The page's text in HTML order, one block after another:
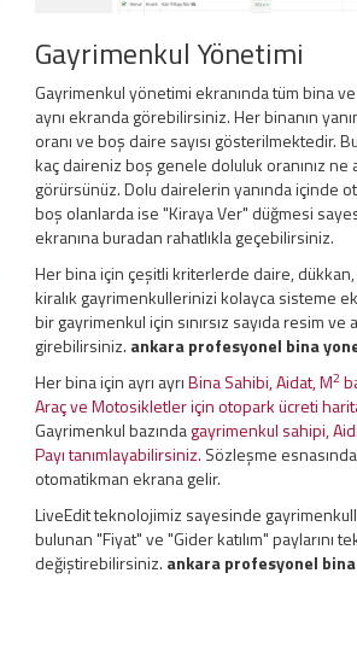
Gayrimenkul Yönetimi
Gayrimenkul yönetimi ekranında tüm bina
aynı ekranda görebilirsiniz. Her binanın
oranı ve boş daire sayısı gösterilmektedir.
kaç daireniz boş genele doluluk oranınız ne
görürsünüz. Dolu dairelerin yanında içinde
boş olanlarda ise "Kiraya Ver" düğmesi
ekranına buradan rahatlıkla geçebilirsiniz.
Her bina için çeşitli kriterlerde daire,
kiralık gayrimenkullerinizi kolayca sisteme
bir gayrimenkul için sınırsız sayıda resim ve
girebilirsiniz. ankara profesyonel bina
Her bina için ayrı ayrıBina Sahibi, Aidat, M2
Araç ve Motosikletler için otopark ücreti
Gayrimenkul bazındagayrimenkul sahipi,
Payı tanımlayabilirsiniz. Sözleşme
otomatikman ekrana gelir.
LiveEdit teknolojimiz sayesinde
bulunan "Fiyat" ve "Gider katılım" paylarını
değiştirebilirsiniz. ankara profesyonel